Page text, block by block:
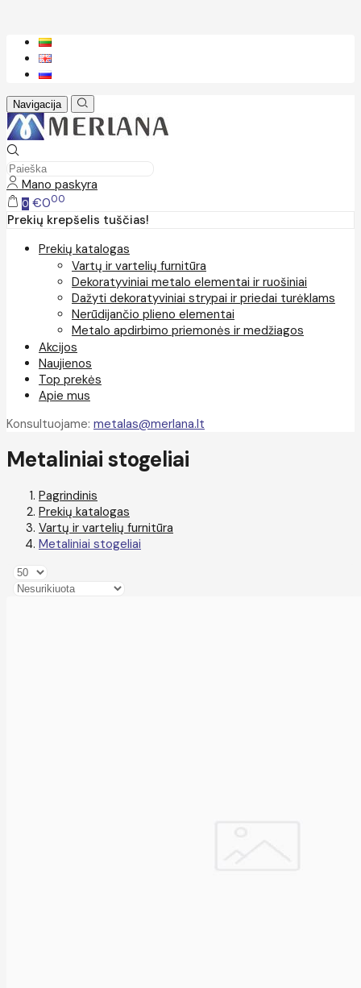
Navigacija
Mano paskyra
0 €000
Prekių krepšelis tuščias!
Prekių katalogas
Vartų ir vartelių furnitūra
Dekoratyviniai metalo elementai ir ruošiniai
Dažyti dekoratyviniai strypai ir priedai turėklams
Nerūdijančio plieno elementai
Metalo apdirbimo priemonės ir medžiagos
Akcijos
Naujienos
Top prekės
Apie mus
Konsultuojame: metalas@merlana.lt
Metaliniai stogeliai
Pagrindinis
Prekių katalogas
Vartų ir vartelių furnitūra
Metaliniai stogeliai